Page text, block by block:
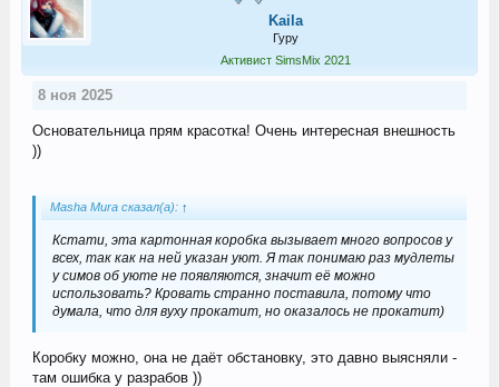
Kaila
Гуру
Активист SimsMix 2021
8 ноя 2025
Основательница прям красотка! Очень интересная внешность
))
Masha Mura сказал(а): ↑
Кстати, эта картонная коробка вызывает много вопросов у
всех, так как на ней указан уют. Я так понимаю раз мудлеты
у симов об уюте не появляются, значит её можно
использовать? Кровать странно поставила, потому что
думала, что для вуху прокатит, но оказалось не прокатит)
Коробку можно, она не даёт обстановку, это давно выясняли -
там ошибка у разрабов ))